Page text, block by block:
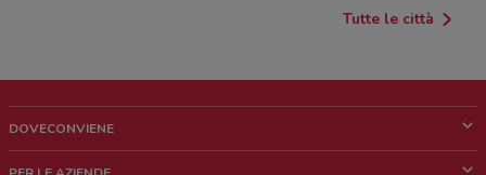
Tutte le città
DOVECONVIENE